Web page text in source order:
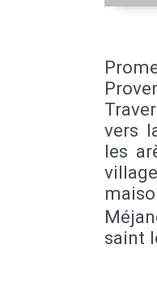
vers
les
saint